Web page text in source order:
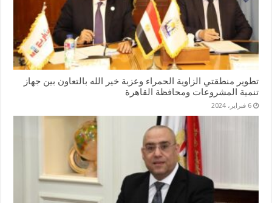
تطوير منطقتي الزاوية الحمراء وعزبة خير الله بالتعاون بين جهاز
تنمية المشروعات ومحافظة القاهرة
6 فبراير، 2024